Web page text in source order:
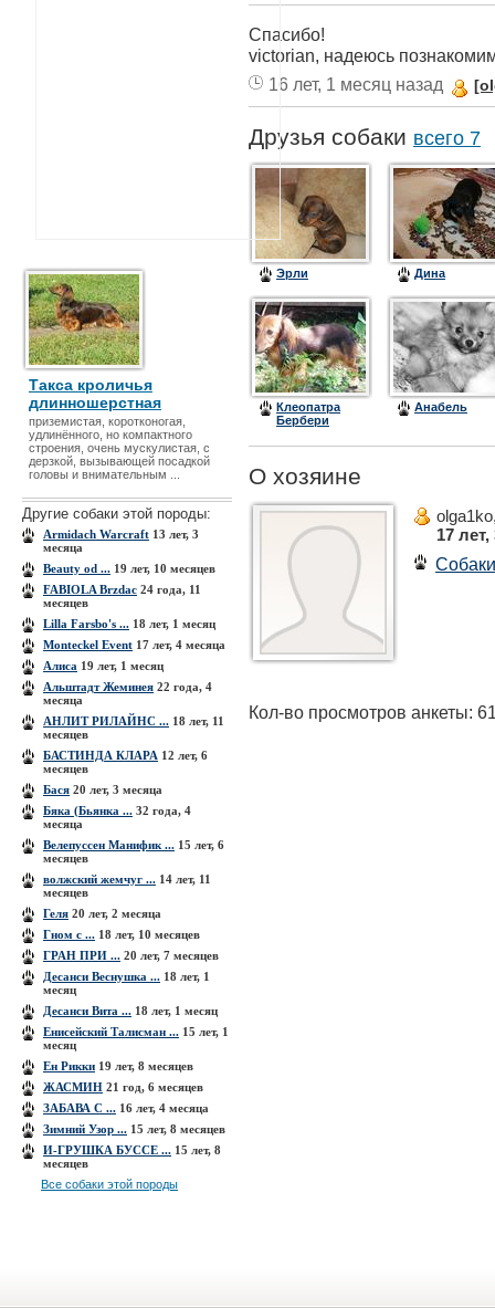
Такса кроличья
длинношерстная
приземистая, коротконогая,
удлинённого, но компактного
строения, очень мускулистая, с
дерзкой, вызывающей посадкой
головы и внимательным ...
Другие собаки этой породы:
Armidach Warcraft 13 лет, 3
месяца
Beauty od ... 19 лет, 10 месяцев
FABIOLA Brzdac 24 года, 11
месяцев
Lilla Farsbo's ... 18 лет, 1 месяц
Monteckel Event 17 лет, 4 месяца
Алиса 19 лет, 1 месяц
Альштадт Жеминея 22 года, 4
месяца
АНЛИТ РИЛАЙНС ... 18 лет, 11
месяцев
БАСТИНДА КЛАРА 12 лет, 6
месяцев
Бася 20 лет, 3 месяца
Бяка (Бьянка ... 32 года, 4
месяца
Велепуссен Манифик ... 15 лет, 6
месяцев
волжский жемчуг ... 14 лет, 11
месяцев
Геля 20 лет, 2 месяца
Гном с ... 18 лет, 10 месяцев
ГРАН ПРИ ... 20 лет, 7 месяцев
Десанси Веснушка ... 18 лет, 1
месяц
Десанси Вита ... 18 лет, 1 месяц
Енисейский Талисман ... 15 лет, 1
месяц
Ен Рикки 19 лет, 8 месяцев
ЖАСМИН 21 год, 6 месяцев
ЗАБАВА С ... 16 лет, 4 месяца
Зимний Узор ... 15 лет, 8 месяцев
И-ГРУШКА БУCCЕ ... 15 лет, 8
месяцев
Все собаки этой породы
Спасибо!
victorian, надеюсь
16 лет, 1 месяц назад
Друзья собаки всего 7
Эрли Дина
Клеопатра
Бербери
Фрейя
Анабель
О хозяине
17
Собаки
Кол-во просмотров анкеты: